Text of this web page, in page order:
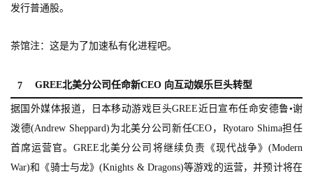
2
5
第
十
三
届
金
发行普通股。
茶馆注：这是为了加速私有化进程吧。
7 GREE北美分公司任命新CEO 向互动娱乐巨头转型
据国外媒体报道，日本移动游戏巨头GREE近日宣布任命安德鲁•谢
泼德(Andrew Sheppard)为北美分公司新任CEO，Ryotaro Shima担任
首席运营官。GREE北美分公司将继续负责《现代战争》(Modern
War)和《骑士与龙》(Knights & Dragons)等游戏的运营，并预计将在